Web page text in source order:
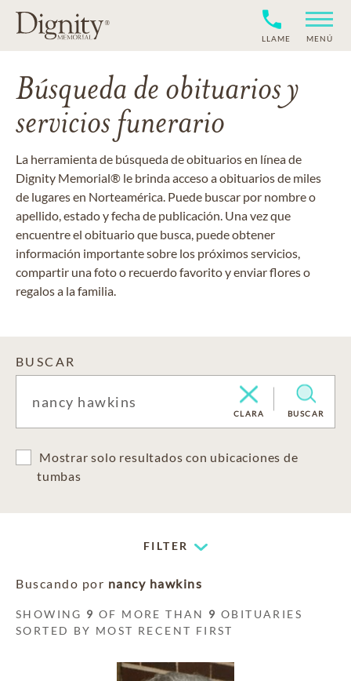
LLAME MENÚ
Búsqueda de obituarios y
servicios funerario
La herramienta de búsqueda de obituarios en línea de
Dignity Memorial® le brinda acceso a obituarios de miles
de lugares en Norteamérica. Puede buscar por nombre o
apellido, estado y fecha de publicación. Una vez que
encuentre el obituario que busca, puede obtener
información importante sobre los próximos servicios,
compartir una foto o recuerdo favorito y enviar flores o
regalos a la familia.
BUSCAR
CLARA BUSCAR
Mostrar solo resultados con ubicaciones de
tumbas
FILTER
Buscando por nancy hawkins
SHOWING 9 OF MORE THAN 9 OBITUARIES
SORTED BY MOST RECENT FIRST